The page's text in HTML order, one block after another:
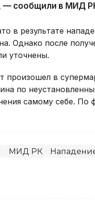
— сообщили в МИД
в результате
Однако после
уточнены.
произошел в
по
самому себе.
МИД РК